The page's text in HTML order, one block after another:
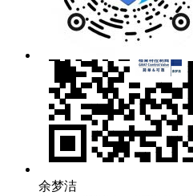
余梦洁